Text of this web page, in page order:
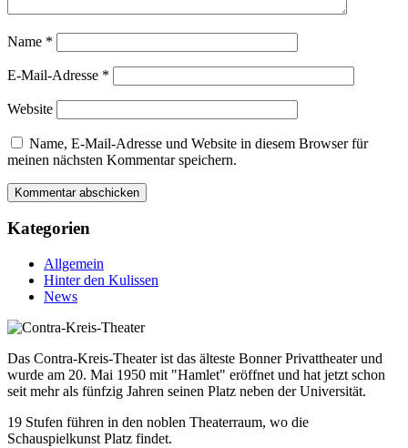
Name *
E-Mail-Adresse *
Website
Name, E-Mail-Adresse und Website in diesem Browser für
meinen nächsten Kommentar speichern.
Kategorien
Allgemein
Hinter den Kulissen
News
Das Contra-Kreis-Theater ist das älteste Bonner Privattheater und
wurde am 20. Mai 1950 mit "Hamlet" eröffnet und hat jetzt schon
seit mehr als fünfzig Jahren seinen Platz neben der Universität.
19 Stufen führen in den noblen Theaterraum, wo die
Schauspielkunst Platz findet.